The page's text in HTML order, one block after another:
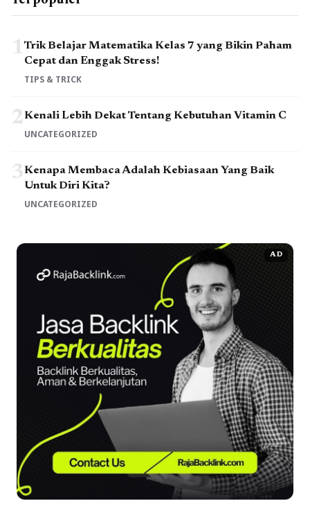
1Trik Belajar Matematika Kelas 7 yang Bikin Paham
Cepat dan Enggak Stress!
TIPS & TRICK
2Kenali Lebih Dekat Tentang Kebutuhan Vitamin C
UNCATEGORIZED
3Kenapa Membaca Adalah Kebiasaan Yang Baik
Untuk Diri Kita?
UNCATEGORIZED
AD